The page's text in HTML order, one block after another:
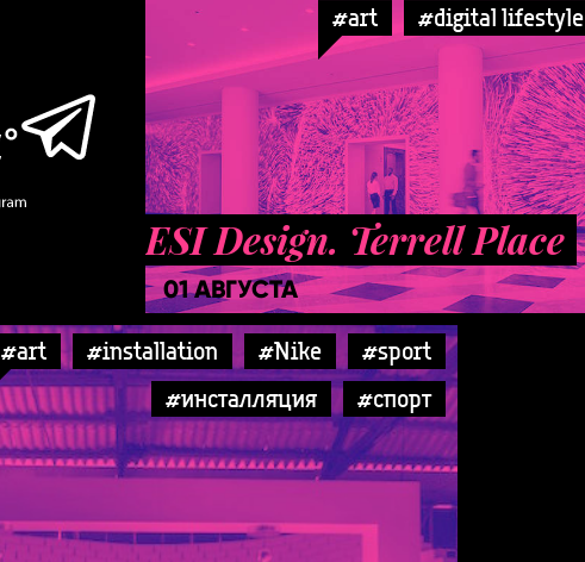
#art #digital lifestyle
ESI Design. Terrell Place
01 АВГУСТА
#art #installation #Nike
#sport
#инсталляция
#спорт